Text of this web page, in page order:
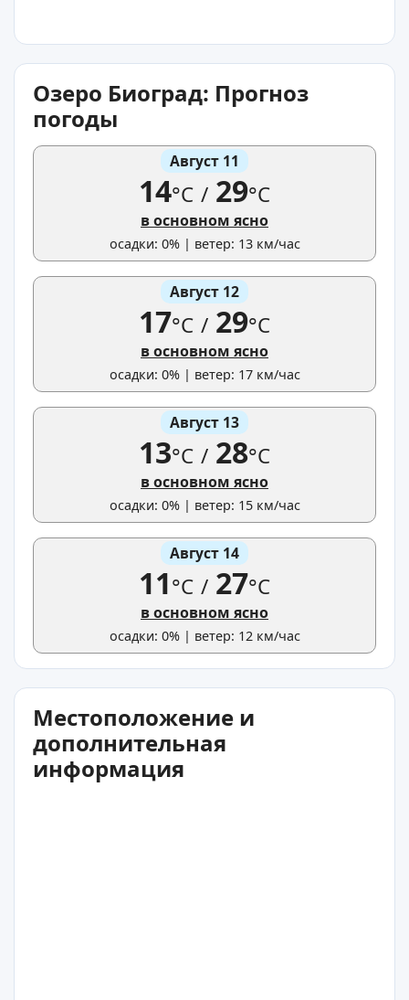
Озеро Биоград: Прогноз
погоды
Август 11
14°C / 29°C
в основном ясно
осадки: 0% | ветер: 13 км/час
Август 12
17°C / 29°C
в основном ясно
осадки: 0% | ветер: 17 км/час
Август 13
13°C / 28°C
в основном ясно
осадки: 0% | ветер: 15 км/час
Август 14
11°C / 27°C
в основном ясно
осадки: 0% | ветер: 12 км/час
Местоположение и
дополнительная
информация